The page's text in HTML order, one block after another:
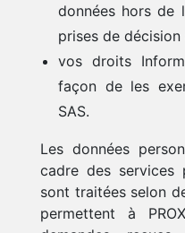
données hors de
prises de
vos droits
façon de les
SAS.
Les données
cadre des services
sont traitées selon
permettent à